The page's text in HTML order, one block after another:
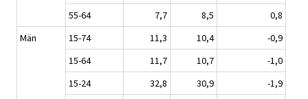
55-64
7,7 8,5
0,8
Män
15-74 11,3 10,4
-0,9
15-64
11,7 10,7
-1,0
15-24
32,8 30,9
-1,9